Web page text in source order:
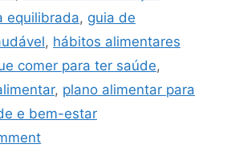
equilibrada, guia de
, hábitos alimentares
comer para ter saúde,
, plano alimentar para
e bem-estar